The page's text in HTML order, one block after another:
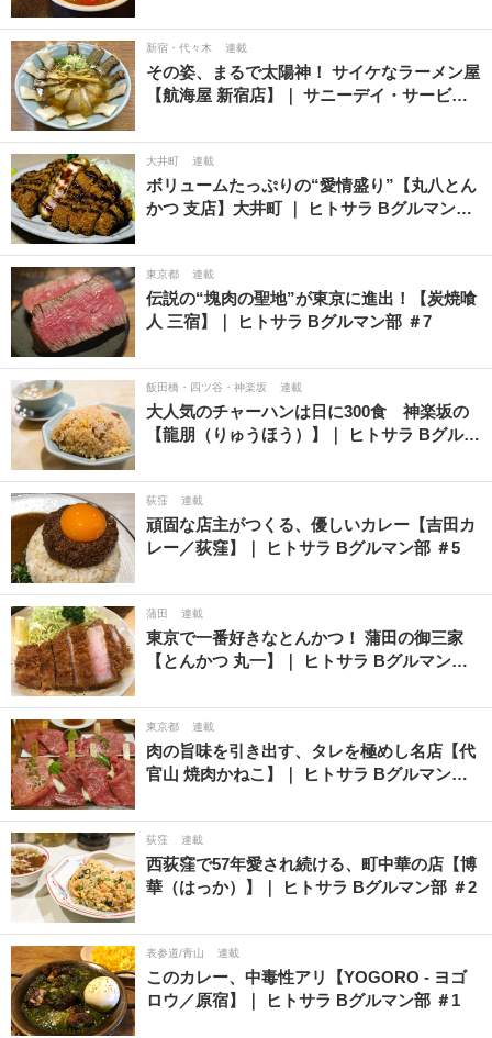
新宿・代々木 連載
その姿、まるで太陽神！ サイケなラーメン屋
【航海屋 新宿店】｜ サニーデイ・サービ…
大井町 連載
ボリュームたっぷりの“愛情盛り”【丸八とん
かつ 支店】大井町 ｜ ヒトサラ Bグルマン…
東京都 連載
伝説の“塊肉の聖地”が東京に進出！【炭焼喰
人 三宿】｜ ヒトサラ Bグルマン部 ＃7
飯田橋・四ツ谷・神楽坂 連載
大人気のチャーハンは日に300食 神楽坂の
【龍朋（りゅうほう）】｜ ヒトサラ Bグル…
荻窪 連載
頑固な店主がつくる、優しいカレー【吉田カ
レー／荻窪】｜ ヒトサラ Bグルマン部 ＃5
蒲田 連載
東京で一番好きなとんかつ！ 蒲田の御三家
【とんかつ 丸一】｜ ヒトサラ Bグルマン…
東京都 連載
肉の旨味を引き出す、タレを極めし名店【代
官山 焼肉かねこ】｜ ヒトサラ Bグルマン…
荻窪 連載
西荻窪で57年愛され続ける、町中華の店【博
華（はっか）】｜ ヒトサラ Bグルマン部 ＃2
表参道/青山 連載
このカレー、中毒性アリ【YOGORO - ヨゴ
ロウ／原宿】｜ ヒトサラ Bグルマン部 ＃1